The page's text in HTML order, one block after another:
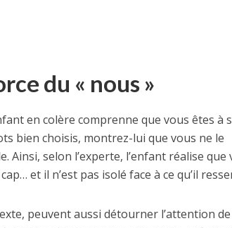
du « nous »
en colère comprenne que vous êtes à
bien choisis, montrez-lui que vous ne le
Ainsi, selon l’experte, l’enfant réalise que
et il n’est pas isolé face à ce qu’il
peuvent aussi détourner l’attention